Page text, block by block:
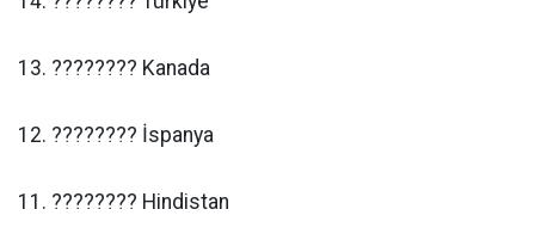
13. ???????? Kanada
12. ???????? İspanya
11. ???????? Hindistan